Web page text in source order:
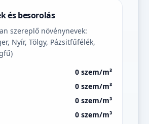
és besorolás
szereplő növénynevek:
Nyír, Tölgy, Pázsitfűfélék,
0 szem/m³
0 szem/m³
0 szem/m³
0 szem/m³